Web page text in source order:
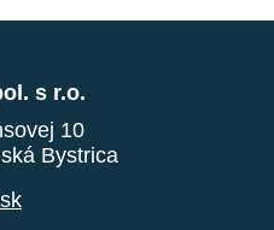
s r.o.
10
Bystrica